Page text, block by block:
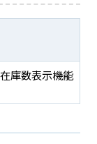
庫数表示機能